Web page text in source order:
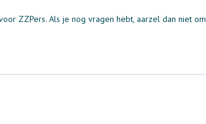
ZZPers. Als je nog vragen hebt, aarzel dan niet om